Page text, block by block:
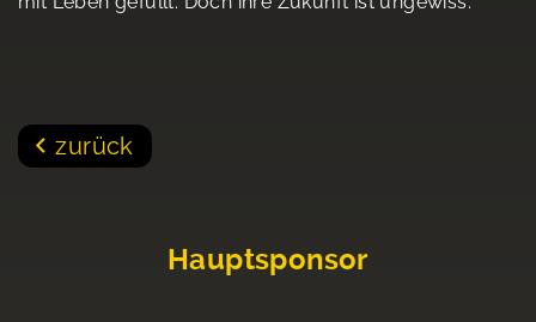
zurück
Hauptsponsor